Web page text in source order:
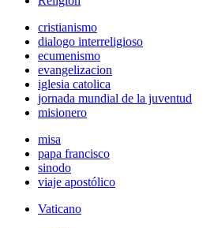
cristianismo
dialogo interreligioso
ecumenismo
evangelizacion
iglesia catolica
jornada mundial de la juventud
misionero
misa
papa francisco
sinodo
viaje apostólico
Vaticano